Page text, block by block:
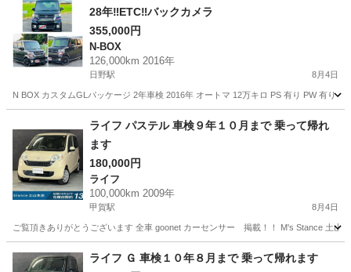
28年‼️ETC‼️バックカメラ
355,000円
N-BOX
126,000km 2016年
日野駅 8月4日
N BOX カスタムGLパッケージ 2年車検 2016年 オートマ 12万キロ PS 有り PW 有り
日野駅
ライフ パステル 車検９年１０月まで 乗って帰れ
ます
180,000円
ライフ
100,000km 2009年
甲賀駅 8月4日
ご覧頂きありがとうございます 全車 goonet カーセンサー 掲載！！ M's Stance 土
滋賀 甲賀市 甲賀駅 ライフ goonet
ライフ Ｇ 車検１０年８月まで 乗って帰れます